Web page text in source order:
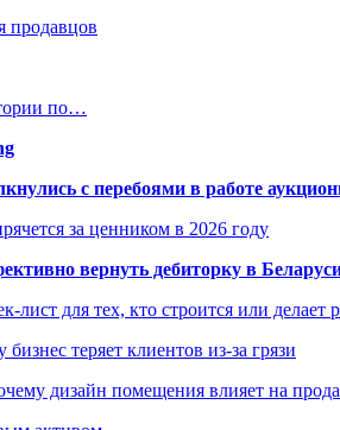
продавцов
по…
с перебоями в работе
за ценником в 2026 году
вернуть дебиторку в
для тех, кто строится или делает
теряет клиентов из-за грязи
дизайн помещения влияет на